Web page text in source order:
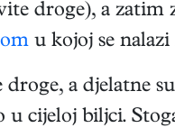
droge), a zatim
u kojoj se
droge, a
cijeloj biljci.